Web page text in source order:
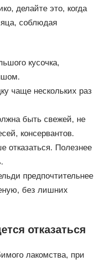
делайте это, когда
соблюдая
кусочка,
чаще нескольких раз
быть свежей, не
консервантов.
Полезнее
предпочтительнее
без лишних
отказаться
лакомства, при